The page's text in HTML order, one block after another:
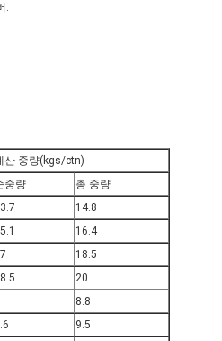
.
산 중량(kgs/ctn)
중량
총 중량
14.8
16.4
18.5
20
8.8
9.5